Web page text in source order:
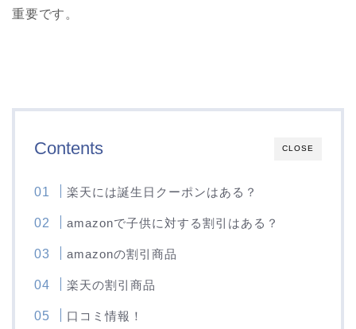
重要です。
CLOSE
Contents
楽天には誕生日クーポンはある？
amazonで子供に対する割引はある？
amazonの割引商品
楽天の割引商品
口コミ情報！